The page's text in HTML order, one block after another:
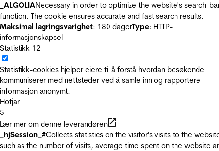
_ALGOLIANecessary in order to optimize the website's search-
function. The cookie ensures accurate and fast search results.
Maksimal lagringsvarighet: 180 dagerType: HTTP-
informasjonskapsel
Statistikk 12
Statistikk-cookies hjelper eiere til å forstå hvordan besøkende
kommuniserer med nettsteder ved å samle inn og rapportere
informasjon anonymt.
Hotjar
5
Lær mer om denne leverandøren
_hjSession_#Collects statistics on the visitor's visits to the
such as the number of visits, average time spent on the website